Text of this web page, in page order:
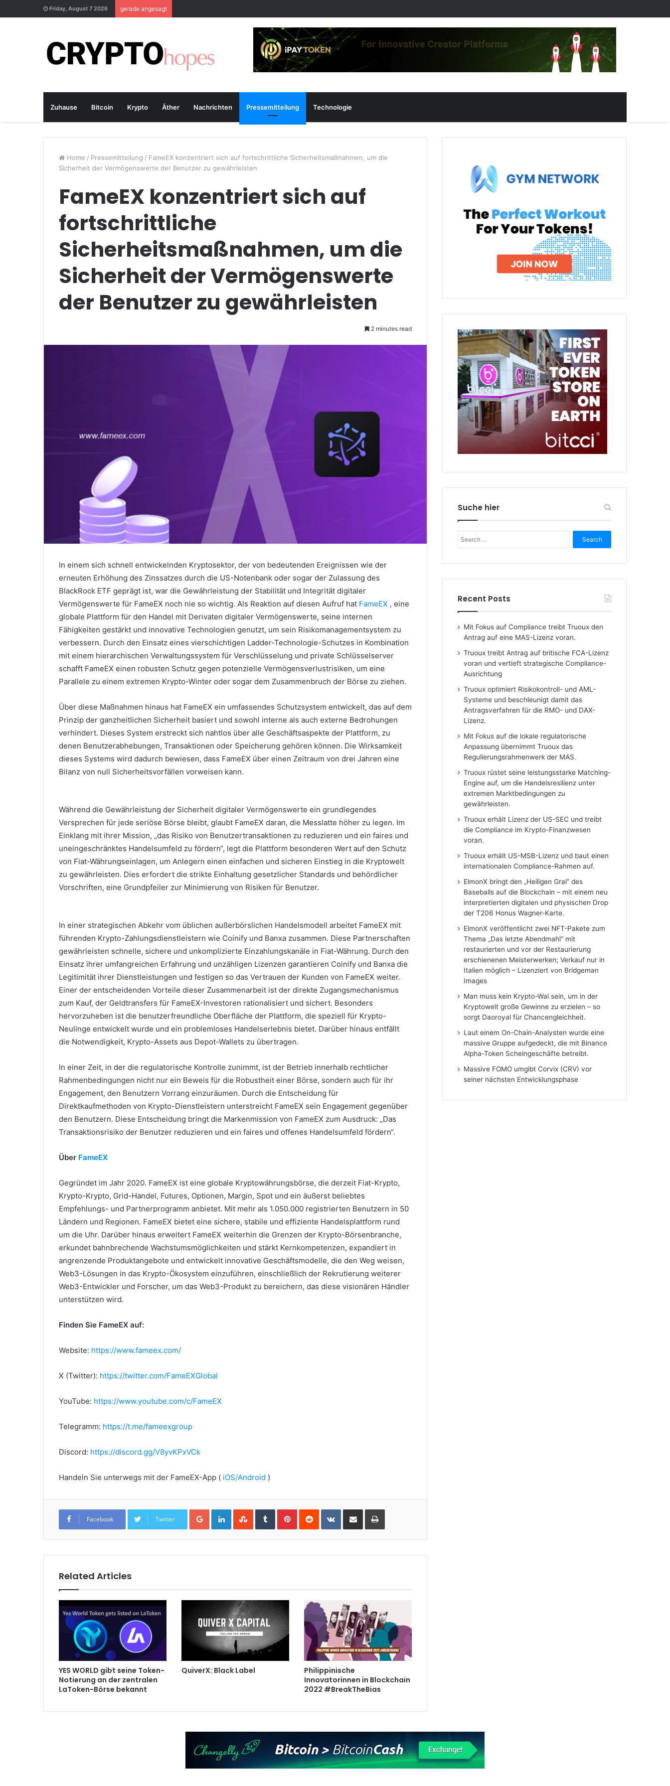
Friday, August 7 2026 gerade angesagt
Zuhause Bitcoin Krypto Äther Nachrichten Pressemitteilung Technologie
Home / Pressemitteilung / FameEX konzentriert sich auf fortschrittliche Sicherheitsmaßnahmen, um die
Sicherheit der Vermögenswerte der Benutzer zu gewährleisten
FameEX konzentriert sich auf
fortschrittliche
Sicherheitsmaßnahmen, um die
Sicherheit der Vermögenswerte
der Benutzer zu gewährleisten
2 minutes read
In einem sich schnell entwickelnden Kryptosektor, der von bedeutenden Ereignissen wie der
erneuten Erhöhung des Zinssatzes durch die US-Notenbank oder sogar der Zulassung des
BlackRock ETF geprägt ist, war die Gewährleistung der Stabilität und Integrität digitaler
Vermögenswerte für FameEX noch nie so wichtig. Als Reaktion auf diesen Aufruf hat FameEX , eine
globale Plattform für den Handel mit Derivaten digitaler Vermögenswerte, seine internen
Fähigkeiten gestärkt und innovative Technologien genutzt, um sein Risikomanagementsystem zu
verbessern. Durch den Einsatz eines vierschichtigen Ladder-Technologie-Schutzes in Kombination
mit einem hierarchischen Verwaltungssystem für Verschlüsselung und private Schlüsselserver
schafft FameEX einen robusten Schutz gegen potenzielle Vermögensverlustrisiken, um eine
Parallele zu einem extremen Krypto-Winter oder sogar dem Zusammenbruch der Börse zu ziehen.
Über diese Maßnahmen hinaus hat FameEX ein umfassendes Schutzsystem entwickelt, das auf dem
Prinzip der ganzheitlichen Sicherheit basiert und sowohl interne als auch externe Bedrohungen
verhindert. Dieses System erstreckt sich nahtlos über alle Geschäftsaspekte der Plattform, zu
denen Benutzerabhebungen, Transaktionen oder Speicherung gehören können. Die Wirksamkeit
dieses Systems wird dadurch bewiesen, dass FameEX über einen Zeitraum von drei Jahren eine
Bilanz von null Sicherheitsvorfällen vorweisen kann.
Während die Gewährleistung der Sicherheit digitaler Vermögenswerte ein grundlegendes
Versprechen für jede seriöse Börse bleibt, glaubt FameEX daran, die Messlatte höher zu legen. Im
Einklang mit ihrer Mission, „das Risiko von Benutzertransaktionen zu reduzieren und ein faires und
uneingeschränktes Handelsumfeld zu fördern“, legt die Plattform besonderen Wert auf den Schutz
von Fiat-Währungseinlagen, um Anlegern einen einfachen und sicheren Einstieg in die Kryptowelt
zu gewährleisten. Dies erfordert die strikte Einhaltung gesetzlicher Standards und behördlicher
Vorschriften, eine Grundpfeiler zur Minimierung von Risiken für Benutzer.
In einer strategischen Abkehr vom üblichen außerbörslichen Handelsmodell arbeitet FameEX mit
führenden Krypto-Zahlungsdienstleistern wie Coinify und Banxa zusammen. Diese Partnerschaften
gewährleisten schnelle, sichere und unkomplizierte Einzahlungskanäle in Fiat-Währung. Durch den
Einsatz ihrer umfangreichen Erfahrung und unzähligen Lizenzen garantieren Coinify und Banxa die
Legitimität ihrer Dienstleistungen und festigen so das Vertrauen der Kunden von FameEX weiter.
Einer der entscheidenden Vorteile dieser Zusammenarbeit ist der direkte Zugangsmechanismus
zum Kauf, der Geldtransfers für FameEX-Investoren rationalisiert und sichert. Besonders
hervorzuheben ist die benutzerfreundliche Oberfläche der Plattform, die speziell für Krypto-
Neulinge entwickelt wurde und ein problemloses Handelserlebnis bietet. Darüber hinaus entfällt
die Notwendigkeit, Krypto-Assets aus Depot-Wallets zu übertragen.
In einer Zeit, in der die regulatorische Kontrolle zunimmt, ist der Betrieb innerhalb rechtlicher
Rahmenbedingungen nicht nur ein Beweis für die Robustheit einer Börse, sondern auch für ihr
Engagement, den Benutzern Vorrang einzuräumen. Durch die Entscheidung für
Direktkaufmethoden von Krypto-Dienstleistern unterstreicht FameEX sein Engagement gegenüber
den Benutzern. Diese Entscheidung bringt die Markenmission von FameEX zum Ausdruck: „Das
Transaktionsrisiko der Benutzer reduzieren und ein faires und offenes Handelsumfeld fördern“.
Über FameEX
Gegründet im Jahr 2020. FameEX ist eine globale Kryptowährungsbörse, die derzeit Fiat-Krypto,
Krypto-Krypto, Grid-Handel, Futures, Optionen, Margin, Spot und ein äußerst beliebtes
Empfehlungs- und Partnerprogramm anbietet. Mit mehr als 1.050.000 registrierten Benutzern in 50
Ländern und Regionen. FameEX bietet eine sichere, stabile und effiziente Handelsplattform rund
um die Uhr. Darüber hinaus erweitert FameEX weiterhin die Grenzen der Krypto-Börsenbranche,
erkundet bahnbrechende Wachstumsmöglichkeiten und stärkt Kernkompetenzen, expandiert in
angrenzende Produktangebote und entwickelt innovative Geschäftsmodelle, die den Weg weisen,
Web3-Lösungen in das Krypto-Ökosystem einzuführen, einschließlich der Rekrutierung weiterer
Web3-Entwickler und Forscher, um das Web3-Produkt zu bereichern, das diese visionären Händler
unterstützen wird.
Finden Sie FameEX auf:
Website: https://www.fameex.com/
X (Twitter): https://twitter.com/FameEXGlobal
YouTube: https://www.youtube.com/c/FameEX
Telegramm: https://t.me/fameexgroup
Discord: https://discord.gg/V8yvKPxVCk
Handeln Sie unterwegs mit der FameEX-App ( iOS/Android )
Facebook Twitter
Google+LinkedInStumbleUpon
TumblrPinterestReddit VKontakte
Share via Email Print
Related Articles
YES WORLD gibt seine Token-
Notierung an der zentralen
LaToken-Börse bekannt
QuiverX: Black Label
Philippinische
Innovatorinnen in Blockchain
2022 #BreakTheBias
Suche hier
for:
Recent Posts
Mit Fokus auf Compliance treibt Truoux den
Antrag auf eine MAS-Lizenz voran.
Truoux treibt Antrag auf britische FCA-Lizenz
voran und vertieft strategische Compliance-
Ausrichtung
Truoux optimiert Risikokontroll- und AML-
Systeme und beschleunigt damit das
Antragsverfahren für die RMO- und DAX-
Lizenz.
Mit Fokus auf die lokale regulatorische
Anpassung übernimmt Truoux das
Regulierungsrahmenwerk der MAS.
Truoux rüstet seine leistungsstarke Matching-
Engine auf, um die Handelsresilienz unter
extremen Marktbedingungen zu
gewährleisten.
Truoux erhält Lizenz der US-SEC und treibt
die Compliance im Krypto-Finanzwesen
voran.
Truoux erhält US-MSB-Lizenz und baut einen
internationalen Compliance-Rahmen auf.
ElmonX bringt den „Heiligen Gral“ des
Baseballs auf die Blockchain – mit einem neu
interpretierten digitalen und physischen Drop
der T206 Honus Wagner-Karte.
ElmonX veröffentlicht zwei NFT-Pakete zum
Thema „Das letzte Abendmahl“ mit
restaurierten und vor der Restaurierung
erschienenen Meisterwerken; Verkauf nur in
Italien möglich – Lizenziert von Bridgeman
Images
Man muss kein Krypto-Wal sein, um in der
Kryptowelt große Gewinne zu erzielen – so
sorgt Daoroyal für Chancengleichheit.
Laut einem On-Chain-Analysten wurde eine
massive Gruppe aufgedeckt, die mit Binance
Alpha-Token Scheingeschäfte betreibt.
Massive FOMO umgibt Corvix (CRV) vor
seiner nächsten Entwicklungsphase